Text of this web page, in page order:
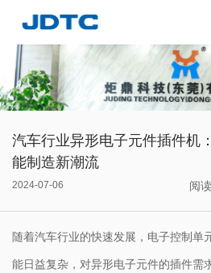
汽车行业异形电子元件插件机
能制造新潮流
2024-07-06 阅
随着汽车行业的快速发展，电子控制单
能日益复杂，对异形电子元件的插件需